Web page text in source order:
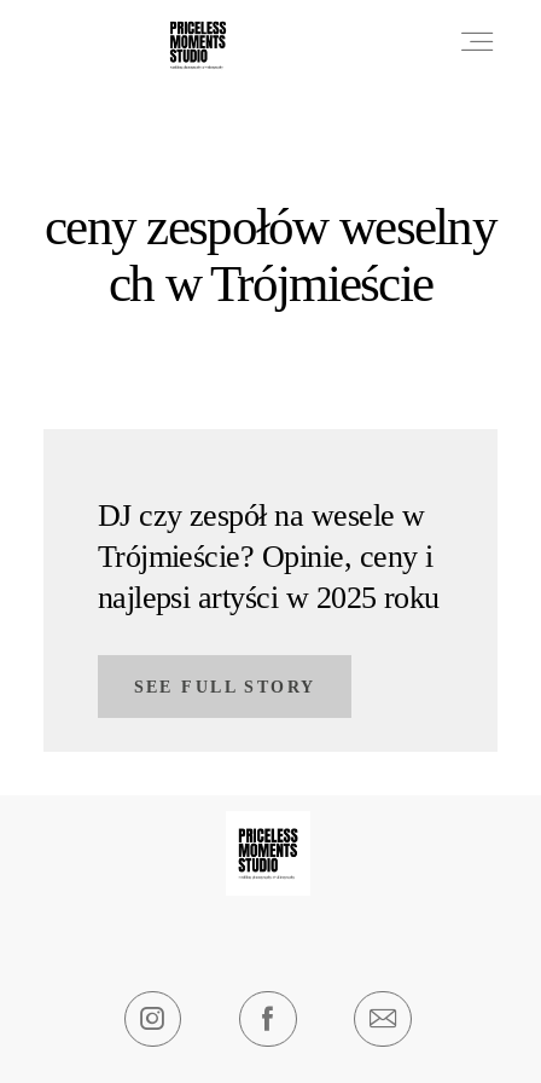
ceny zespołów weselny
ch w Trójmieście
DJ czy zespół na wesele w
Trójmieście? Opinie, ceny i
najlepsi artyści w 2025 roku
SEE FULL STORY
PHOTO WORKS